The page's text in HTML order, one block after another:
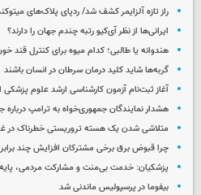
راز تازه آلزایمر کشف شد/ ردپای پلاک‌های
ایرانی‌ها از نظر آی‌کیو رتبه چندم جهان را دارند؟
هندوانه یا طالبی؛ کدام‌ میوه برای کنترل قند
گربه‌ها شاید کلید درمان سرطان در انسان باشند
آغاز ثبت‌نام‌ آزمون کارشناسی ارشد علوم پزشکی
هشدار نمایندگان جمهوری‌خواه به ترامپ درباره
متلاشی شدن یک هسته تروریستی خطرناک در
چرا قبوض برق برخی مشترکان افزایش چند
پزشکیان: خدمت بی‌منت و مشارکت مردمی،
بیفوما در پرسپولیس ماندنی شد